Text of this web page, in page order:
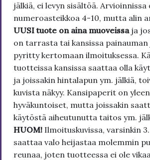
jälkiä, ei levyn sisältöä.
numeroasteikkoa 4-10, mutta alin
UUSI tuote on aina muoveissa ja
on tarrasta tai kansissa painauman
pyritty kertomaan ilmoituksessa.
tuotteissa kansissa saattaa olla
ja joissakin hintalapun ym. jälkiä,
kuvista näkyy. Kansipaperit on
hyväkuntoiset, mutta joissakin
käytöstä aiheutunutta taitos ym.
HUOM! Ilmoituskuvissa, varsinkin
saattaa valo heijastaa molemmin
reunaa, joten tuotteessa ei ole